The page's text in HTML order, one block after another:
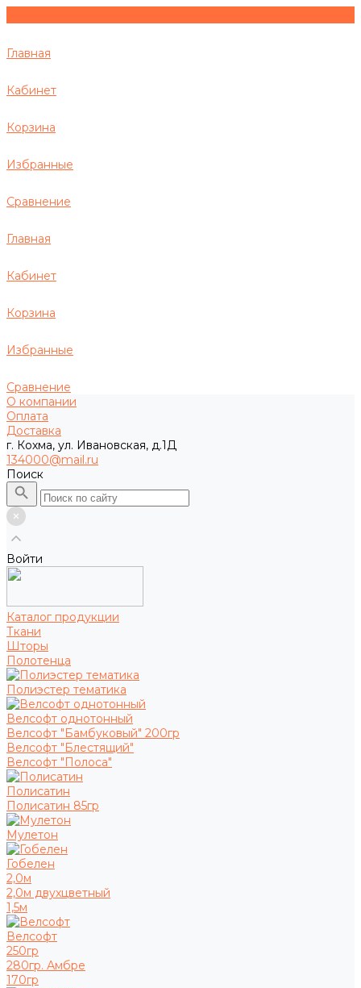
Главная
Кабинет
Корзина
Избранные
Сравнение
Главная
Кабинет
Корзина
Избранные
Сравнение
О компании
Оплата
Доставка
г. Кохма, ул. Ивановская, д.1Д
134000@mail.ru
Поиск
Войти
Каталог продукции
Ткани
Шторы
Полотенца
Полиэстер тематика
Велсофт однотонный
Велсофт "Бамбуковый" 200гр
Велсофт "Блестящий"
Велсофт "Полоса"
Полисатин
Полисатин 85гр
Мулетон
Гобелен
2,0м
2,0м двухцветный
1,5м
Велсофт
250гр
280гр. Амбре
170гр